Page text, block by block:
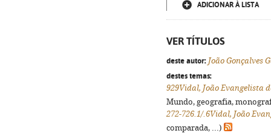
ADICIONAR À LISTA
VER TÍTULOS
deste autor: João Gonçalves
destes temas:
929Vidal, João Evangelista
Mundo, geografia,
272-726.1/.6Vidal, João
comparada, ...)